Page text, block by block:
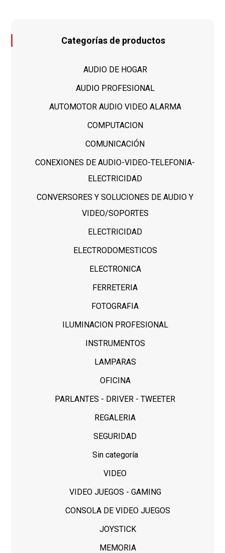
Categorías de productos
AUDIO DE HOGAR
AUDIO PROFESIONAL
AUTOMOTOR AUDIO VIDEO ALARMA
COMPUTACION
COMUNICACIÓN
CONEXIONES DE AUDIO-VIDEO-TELEFONIA-
ELECTRICIDAD
CONVERSORES Y SOLUCIONES DE AUDIO Y
VIDEO/SOPORTES
ELECTRICIDAD
ELECTRODOMESTICOS
ELECTRONICA
FERRETERIA
FOTOGRAFIA
ILUMINACION PROFESIONAL
INSTRUMENTOS
LAMPARAS
OFICINA
PARLANTES - DRIVER - TWEETER
REGALERIA
SEGURIDAD
Sin categoría
VIDEO
VIDEO JUEGOS - GAMING
CONSOLA DE VIDEO JUEGOS
JOYSTICK
MEMORIA